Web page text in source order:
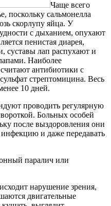
Чаще всего
поскольку сальмонелла
скорлупу яйца. У
с дыханием, опухают
пенистая диарея,
суставы лап распухают и
Наиболее
антибиотики с
стрептомицина. Весь
10 дней.
проводить регулярную
Больных особей
после выздоровления они
инфекцию и даже передавать
паралич или
нарушение зрения,
двигательные